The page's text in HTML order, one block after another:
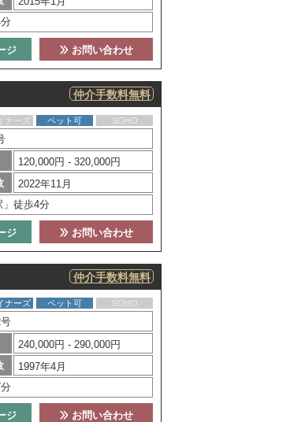
お問い合わせ
ジ
仲介手数料無料
ナーズ ペット可 SOHO
120,000円 - 320,000円
2022年11月
徒歩4分
お問い合わせ
ジ
仲介手数料無料
ナーズ ペット可 SOHO
240,000円 - 290,000円
1997年4月
お問い合わせ
ジ